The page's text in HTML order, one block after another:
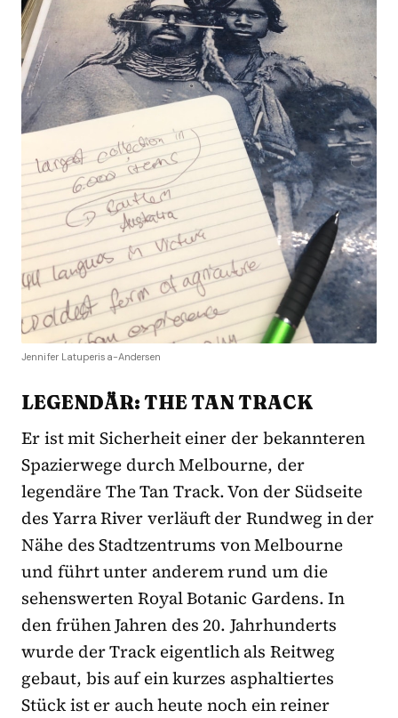
Jennifer Latuperisa-Andersen
LEGENDÄR: THE TAN TRACK
Er ist mit Sicherheit einer der bekannteren
Spazierwege durch Melbourne, der
legendäre The Tan Track. Von der Südseite
des Yarra River verläuft der Rundweg in der
Nähe des Stadtzentrums von Melbourne
und führt unter anderem rund um die
sehenswerten Royal Botanic Gardens. In
den frühen Jahren des 20. Jahrhunderts
wurde der Track eigentlich als Reitweg
gebaut, bis auf ein kurzes asphaltiertes
Stück ist er auch heute noch ein reiner